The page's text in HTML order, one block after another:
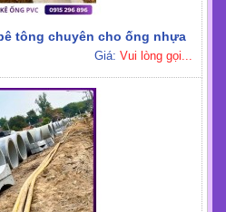
tông chuyên cho ống nhựa
Giá: Vui lòng gọi...